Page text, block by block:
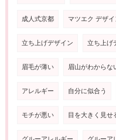
成人式京都 マツエク デザイ
立ち上げデザイン 立ち上げ
眉毛が薄い 眉山がわからな
アレルギー 自分に似合う
モチが悪い 目を大きく見せ